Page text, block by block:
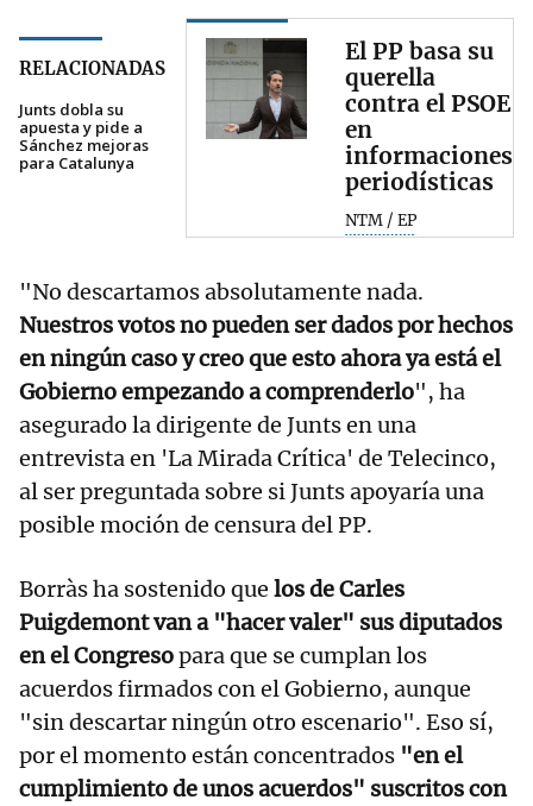
RELACIONADAS
Junts dobla su
apuesta y pide a
Sánchez mejoras
para Catalunya
El PP basa su
querella
contra el PSOE
en
informaciones
periodísticas
NTM / EP
"No descartamos absolutamente nada.
Nuestros votos no pueden ser dados por hechos
en ningún caso y creo que esto ahora ya está el
Gobierno empezando a comprenderlo", ha
asegurado la dirigente de Junts en una
entrevista en 'La Mirada Crítica' de Telecinco,
al ser preguntada sobre si Junts apoyaría una
posible moción de censura del PP.
Borràs ha sostenido que los de Carles
Puigdemont van a "hacer valer" sus diputados
en el Congresopara que se cumplan los
acuerdos firmados con el Gobierno, aunque
"sin descartar ningún otro escenario". Eso sí,
por el momento están concentrados "en el
cumplimiento de unos acuerdos" suscritos con